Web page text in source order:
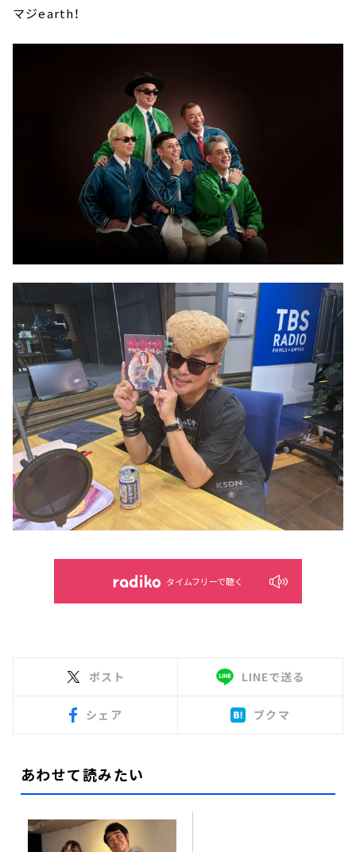
マジearth！
タイムフリーで聴く
ポスト LINEで送る
シェア ブクマ
あわせて読みたい